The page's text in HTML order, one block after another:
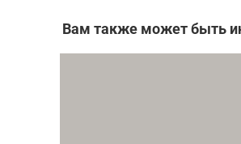
Вам также может быть